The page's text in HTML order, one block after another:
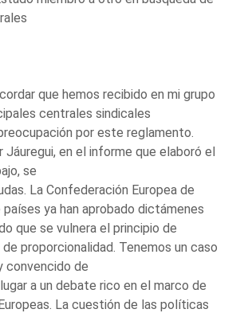
que hemos recibido en mi grupo
centrales sindicales
por este reglamento.
Jáuregui, en el informe que elaboró el
se
La Confederación Europea de
ya han aprobado dictámenes
que se vulnera el principio de
proporcionalidad. Tenemos un caso
convencido de
a un debate rico en el marco de
La cuestión de las políticas